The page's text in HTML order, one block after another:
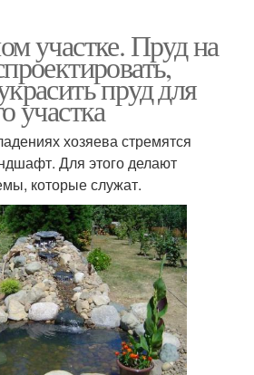
участке. Пруд на
пруд для
участка
хозяева стремятся
Для этого делают
которые служат.